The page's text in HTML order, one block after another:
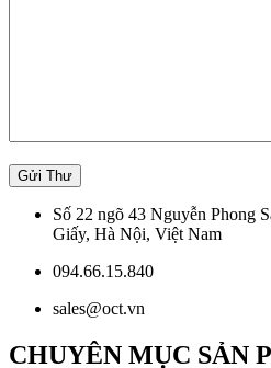
Số 22 ngõ 43 Nguyễn Phong
Giấy, Hà Nội, Việt Nam
094.66.15.840
sales@oct.vn
CHUYÊN MỤC SẢN